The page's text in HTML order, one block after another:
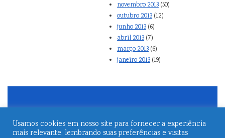
novembro 2013 (50)
outubro 2013 (12)
junho 2013 (6)
abril 2013 (7)
março 2013 (6)
janeiro 2013 (19)
Usamos cookies em nosso site para fornecer a experiência
mais relevante, lembrando suas preferências e visitas